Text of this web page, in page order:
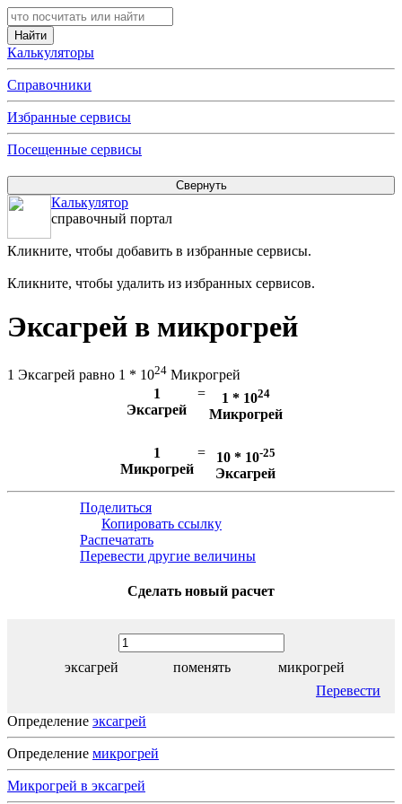
Калькуляторы
Справочники
Избранные сервисы
Посещенные сервисы
Калькулятор
справочный портал
Кликните, чтобы добавить в избранные сервисы.
Кликните, чтобы удалить из избранных сервисов.
Эксагрей в микрогрей
1 Эксагрей равно 1 * 1024 Микрогрей
1
Эксагрей
= 1 * 1024
Микрогрей
1
Микрогрей
= 10 * 10-25
Эксагрей
Поделиться
Копировать ссылку
Распечатать
Перевести другие величины
Сделать новый расчет
эксагрей поменять
микрогрей
Перевести
Определение эксагрей
Определение микрогрей
Микрогрей в эксагрей